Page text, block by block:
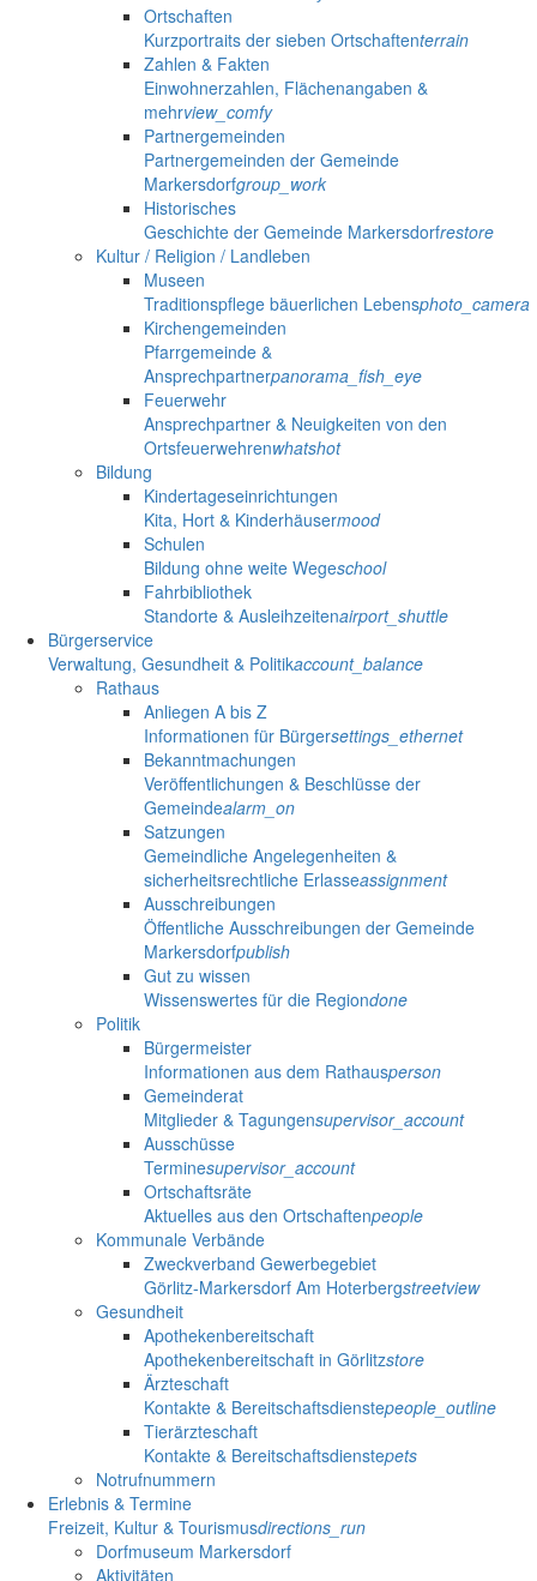
Ortschaften
Kurzportraits der sieben Ortschaftenterrain
Zahlen & Fakten
Einwohnerzahlen, Flächenangaben &
mehrview_comfy
Partnergemeinden
Partnergemeinden der Gemeinde
Markersdorfgroup_work
Historisches
Geschichte der Gemeinde Markersdorfrestore
Kultur / Religion / Landleben
Museen
Traditionspflege bäuerlichen Lebensphoto_camera
Kirchengemeinden
Pfarrgemeinde &
Ansprechpartnerpanorama_fish_eye
Feuerwehr
Ansprechpartner & Neuigkeiten von den
Ortsfeuerwehrenwhatshot
Bildung
Kindertageseinrichtungen
Kita, Hort & Kinderhäusermood
Schulen
Bildung ohne weite Wegeschool
Fahrbibliothek
Standorte & Ausleihzeitenairport_shuttle
Bürgerservice
Verwaltung, Gesundheit & Politikaccount_balance
Rathaus
Anliegen A bis Z
Informationen für Bürgersettings_ethernet
Bekanntmachungen
Veröffentlichungen & Beschlüsse der
Gemeindealarm_on
Satzungen
Gemeindliche Angelegenheiten &
sicherheitsrechtliche Erlasseassignment
Ausschreibungen
Öffentliche Ausschreibungen der Gemeinde
Markersdorfpublish
Gut zu wissen
Wissenswertes für die Regiondone
Politik
Bürgermeister
Informationen aus dem Rathausperson
Gemeinderat
Mitglieder & Tagungensupervisor_account
Ausschüsse
Terminesupervisor_account
Ortschaftsräte
Aktuelles aus den Ortschaftenpeople
Kommunale Verbände
Zweckverband Gewerbegebiet
Görlitz-Markersdorf Am Hoterbergstreetview
Gesundheit
Apothekenbereitschaft
Apothekenbereitschaft in Görlitzstore
Ärzteschaft
Kontakte & Bereitschaftsdienstepeople_outline
Tierärzteschaft
Kontakte & Bereitschaftsdienstepets
Notrufnummern
Erlebnis & Termine
Freizeit, Kultur & Tourismusdirections_run
Dorfmuseum Markersdorf
Aktivitäten